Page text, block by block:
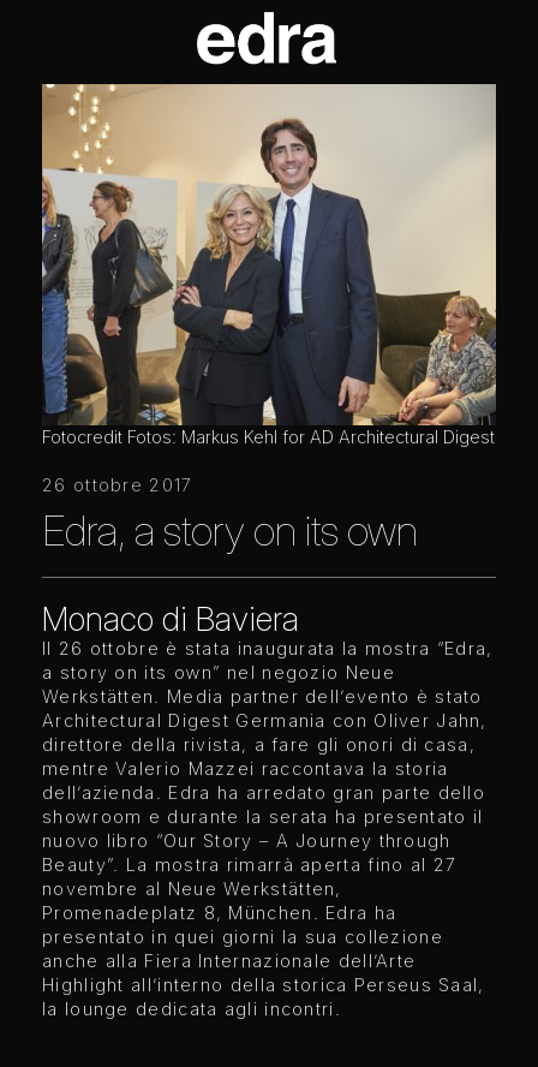
Fotocredit Fotos: Markus Kehl for AD Architectural Digest
26 ottobre 2017
Edra, a story on its own
Monaco di Baviera
Il 26 ottobre è stata inaugurata la mostra “Edra,
a story on its own” nel negozio Neue
Werkstätten. Media partner dell’evento è stato
Architectural Digest Germania con Oliver Jahn,
direttore della rivista, a fare gli onori di casa,
mentre Valerio Mazzei raccontava la storia
dell’azienda. Edra ha arredato gran parte dello
showroom e durante la serata ha presentato il
nuovo libro “Our Story – A Journey through
Beauty”. La mostra rimarrà aperta fino al 27
novembre al Neue Werkstätten,
Promenadeplatz 8, München. Edra ha
presentato in quei giorni la sua collezione
anche alla Fiera Internazionale dell’Arte
Highlight all’interno della storica Perseus Saal,
la lounge dedicata agli incontri.